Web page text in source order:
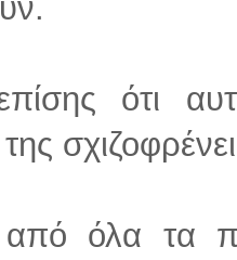
ότι
από όλα τα